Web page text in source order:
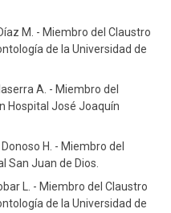
M. - Miembro del Claustro
de la Universidad de
A. - Miembro del
Hospital José Joaquín
H. - Miembro del
San Juan de Dios.
L. - Miembro del Claustro
de la Universidad de